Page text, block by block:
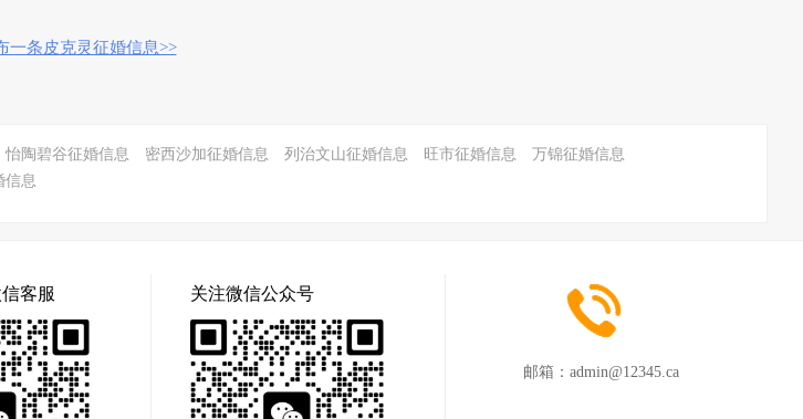
一条皮克灵征婚信息>>
怡陶碧谷征婚信息 密西沙加征婚信息 列治文山征婚信息 旺市征婚信息
万锦征婚信息
信息
客服 关注微信公众号
邮箱： admin@12345.ca